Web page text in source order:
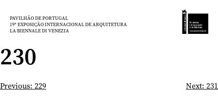
paraPAVILHÃO DE PORTUGAL
19ª EXPOSIÇÃO INTERNACIONAL DE ARQUITETURA
LA BIENNALE DI VENEZIA
230
Navegação
Previous: 229 Next: 231